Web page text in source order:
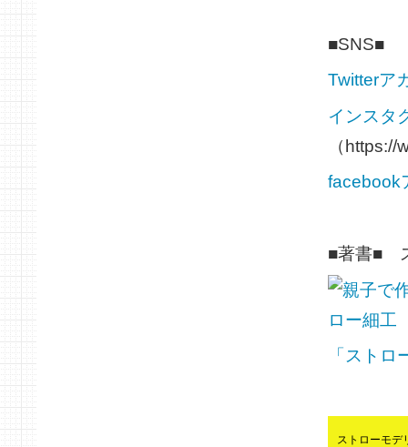
■SNS■
Twitterア
インスタ
（
facebook
■著書■
「スト
ストローモデ